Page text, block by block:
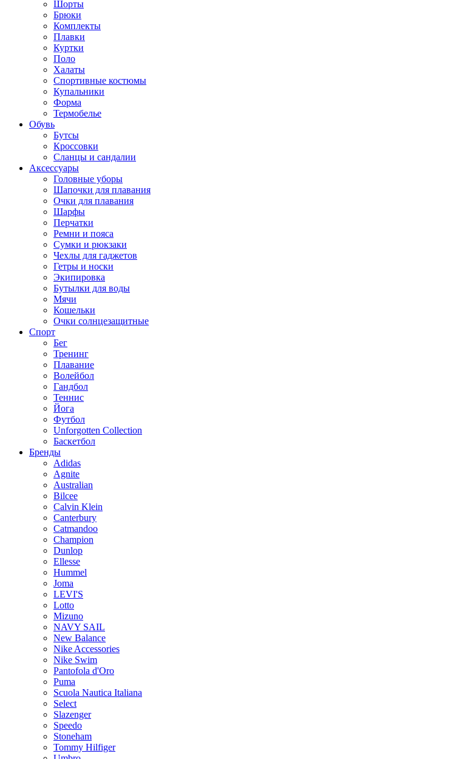
Шорты
Брюки
Комплекты
Плавки
Куртки
Поло
Халаты
Спортивные костюмы
Купальники
Форма
Термобелье
Обувь
Бутсы
Кроссовки
Сланцы и сандалии
Аксессуары
Головные уборы
Шапочки для плавания
Очки для плавания
Шарфы
Перчатки
Ремни и пояса
Сумки и рюкзаки
Чехлы для гаджетов
Гетры и носки
Экипировка
Бутылки для воды
Мячи
Кошельки
Очки солнцезащитные
Спорт
Бег
Тренинг
Плавание
Волейбол
Гандбол
Теннис
Йога
Футбол
Unforgotten Collection
Баскетбол
Бренды
Adidas
Agnite
Australian
Bilcee
Calvin Klein
Canterbury
Catmandoo
Champion
Dunlop
Ellesse
Hummel
Joma
LEVI'S
Lotto
Mizuno
NAVY SAIL
New Balance
Nike Accessories
Nike Swim
Pantofola d'Oro
Puma
Scuola Nautica Italiana
Select
Slazenger
Speedo
Stoneham
Tommy Hilfiger